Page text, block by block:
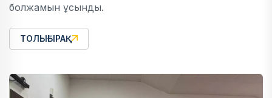
болжамын ұсынды.
ТОЛЫҒЫРАҚ